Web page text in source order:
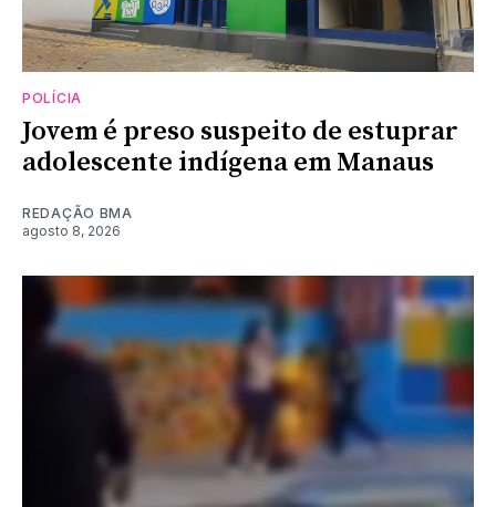
POLÍCIA
Jovem é preso suspeito de estuprar
adolescente indígena em Manaus
REDAÇÃO BMA
agosto 8, 2026